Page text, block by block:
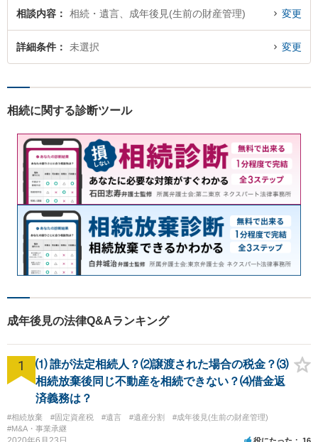
相談内容 相続・遺言、成年後見(生前の財産管理) 変更
詳細条件 未選択 変更
相続に関する診断ツール
成年後見の法律Q&Aランキング
1
⑴ 誰が法定相続人？⑵譲渡された場合の税金？⑶
相続放棄後同じ不動産を相続できない？⑷借金返
済義務は？
#相続放棄 #固定資産税 #遺言 #遺産分割
#成年後見(生前の財産管理)
#M&A・事業承継